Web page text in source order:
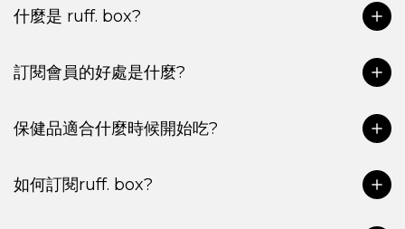
什麼是 ruff. box?
訂閱會員的好處是什麼?
保健品適合什麼時候開始吃?
如何訂閱ruff. box?